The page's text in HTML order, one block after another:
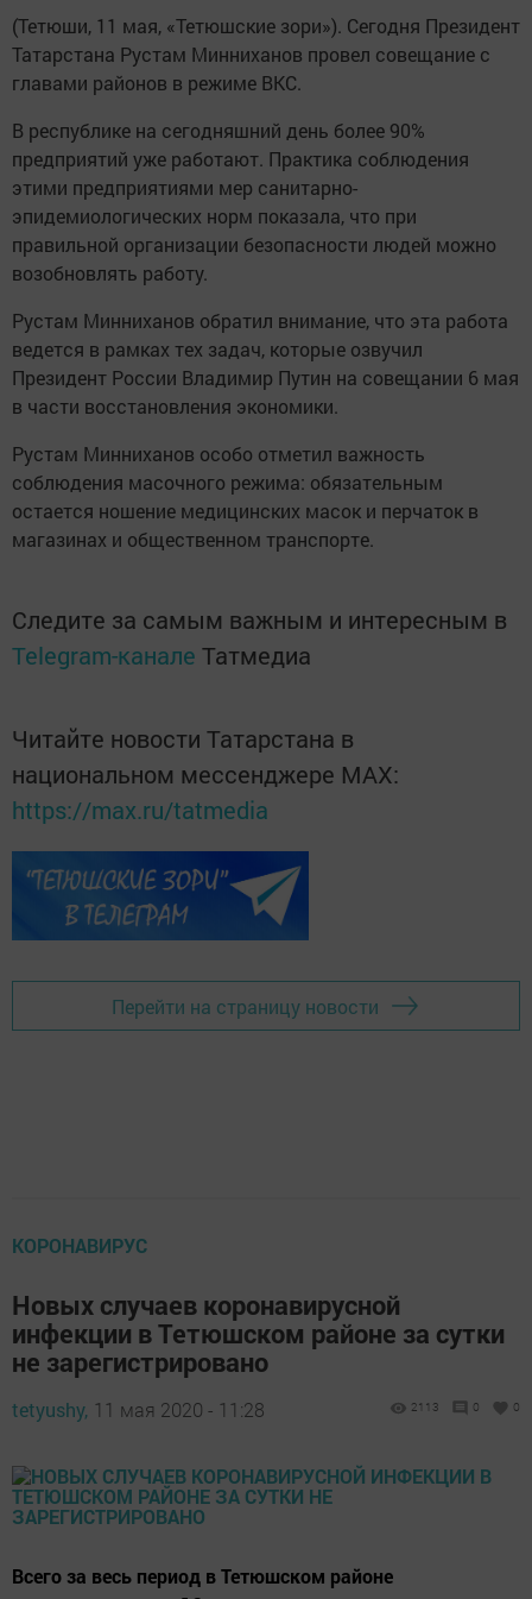
(Тетюши, 11 мая, «Тетюшские зори»). Сегодня Президент
Татарстана Рустам Минниханов провел совещание с
главами районов в режиме ВКС.
В республике на сегодняшний день более 90%
предприятий уже работают. Практика соблюдения
этими предприятиями мер санитарно-
эпидемиологических норм показала, что при
правильной организации безопасности людей можно
возобновлять работу.
Рустам Минниханов обратил внимание, что эта работа
ведется в рамках тех задач, которые озвучил
Президент России Владимир Путин на совещании 6 мая
в части восстановления экономики.
Рустам Минниханов особо отметил важность
соблюдения масочного режима: обязательным
остается ношение медицинских масок и перчаток в
магазинах и общественном транспорте.
Следите за самым важным и интересным в
Telegram-канале Татмедиа
Читайте новости Татарстана в
национальном мессенджере MАХ:
https://max.ru/tatmedia
Перейти на страницу новости
КОРОНАВИРУС
Новых случаев коронавирусной
инфекции в Тетюшском районе за сутки
не зарегистрировано
tetyushy, 11 мая 2020 - 11:28 2113 0 0
Всего за весь период в Тетюшском районе